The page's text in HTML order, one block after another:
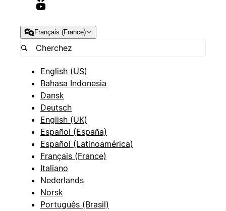
Français (France)
English (US)
Bahasa Indonesia
Dansk
Deutsch
English (UK)
Español (España)
Español (Latinoamérica)
Français (France)
Italiano
Nederlands
Norsk
Português (Brasil)